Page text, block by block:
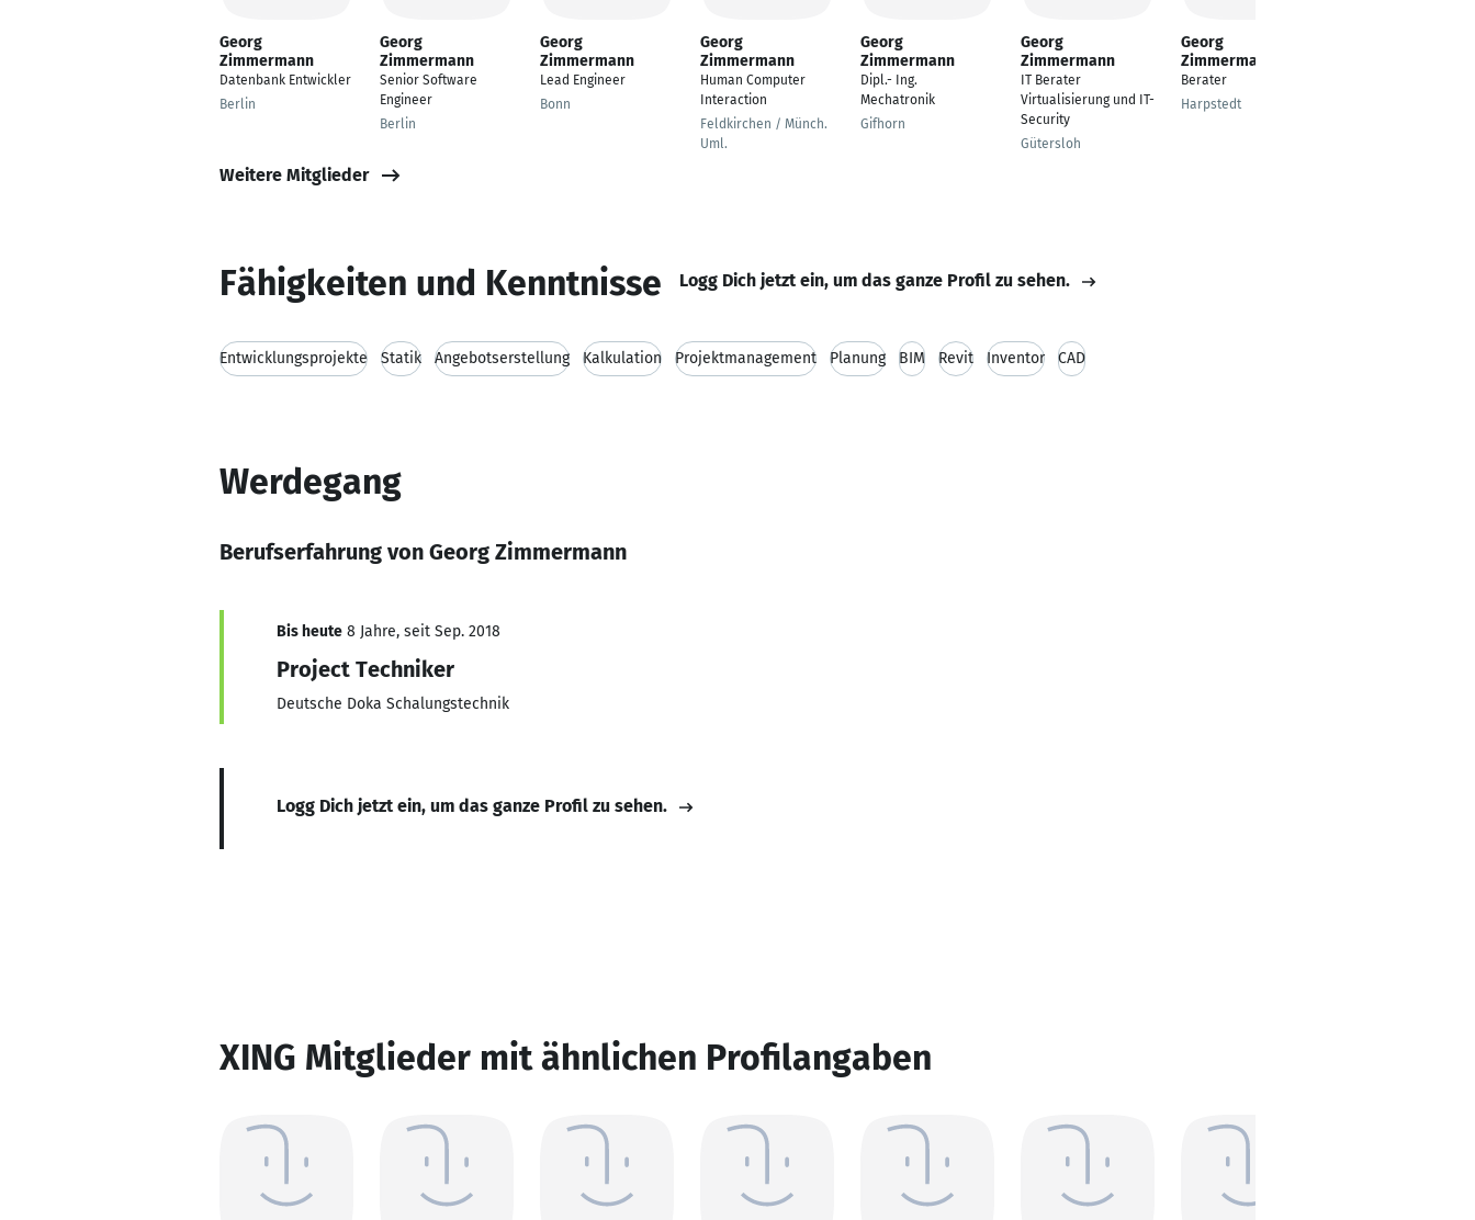
Georg
Zimmermann
Datenbank Entwickler
Berlin
Georg
Zimmermann
Senior Software
Engineer
Berlin
Georg
Zimmermann
Lead Engineer
Bonn
Georg
Zimmermann
Human Computer
Interaction
Feldkirchen / Münch.
Uml.
Georg
Zimmermann
Dipl.- Ing.
Mechatronik
Gifhorn
Georg
Zimmermann
IT Berater
Virtualisierung und IT-
Security
Gütersloh
Georg
Zimmermann
Berater
Harpstedt
Weitere Mitglieder
Fähigkeiten und Kenntnisse Logg Dich jetzt ein, um das ganze Profil zu sehen.
Entwicklungsprojekte Statik Angebotserstellung Kalkulation Projektmanagement Planung BIM Revit Inventor CAD
Werdegang
Berufserfahrung von Georg Zimmermann
Bis heute 8 Jahre, seit Sep. 2018
Project Techniker
Deutsche Doka Schalungstechnik
Logg Dich jetzt ein, um das ganze Profil zu sehen.
XING Mitglieder mit ähnlichen Profilangaben